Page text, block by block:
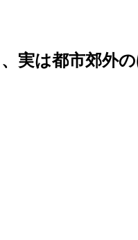
実は都市郊外